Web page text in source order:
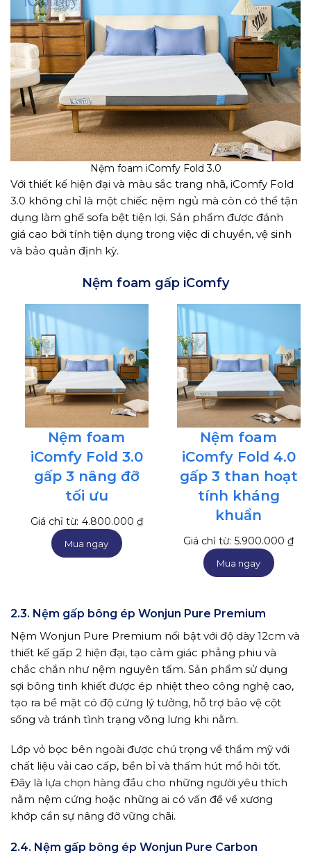
Nệm foam iComfy Fold 3.0
Với thiết kế hiện đại và màu sắc trang nhã, iComfy Fold
3.0 không chỉ là một chiếc nệm ngủ mà còn có thể tận
dụng làm ghế sofa bệt tiện lợi. Sản phẩm được đánh
giá cao bởi tính tiện dụng trong việc di chuyển, vệ sinh
và bảo quản định kỳ.
Nệm foam gấp iComfy
Nệm foam
iComfy Fold 3.0
gấp 3 nâng đỡ
tối ưu
Giá chỉ từ: 4.800.000 ₫
Mua ngay
Nệm foam
iComfy Fold 4.0
gấp 3 than hoạt
tính kháng
khuẩn
Giá chỉ từ: 5.900.000₫
Mua ngay
2.3. Nệm gấp bông ép Wonjun Pure Premium
Nệm Wonjun Pure Premium nổi bật với độ dày 12cm và
thiết kế gấp 2 hiện đại, tạo cảm giác phẳng phiu và
chắc chắn như nệm nguyên tấm. Sản phẩm sử dụng
sợi bông tinh khiết được ép nhiệt theo công nghệ cao,
tạo ra bề mặt có độ cứng lý tưởng, hỗ trợ bảo vệ cột
sống và tránh tình trạng võng lưng khi nằm.
Lớp vỏ bọc bên ngoài được chú trọng về thẩm mỹ với
chất liệu vải cao cấp, bền bỉ và thấm hút mồ hôi tốt.
Đây là lựa chọn hàng đầu cho những người yêu thích
nằm nệm cứng hoặc những ai có vấn đề về xương
khớp cần sự nâng đỡ vững chãi.
2.4. Nệm gấp bông ép Wonjun Pure Carbon